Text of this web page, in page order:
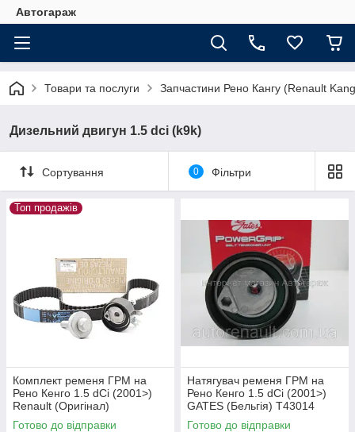
Автогараж
Товари та послуги Запчастини Рено Кангу (Renault
Дизельний двигун 1.5 dci (k9k)
Сортування 0 Фільтри
Топ продажів
Комплект ременя ГРМ на
Рено Кенго 1.5 dCi (2001>)
Renault (Оригінал)
7701477028
Готово до відправки
Натягувач ременя ГРМ на
Рено Кенго 1.5 dCi (2001>)
GATES (Бельгія) T43014
Готово до відправки